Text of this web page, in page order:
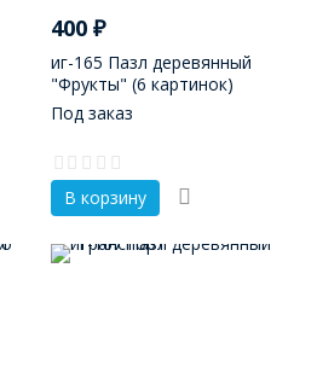
400₽
иг-165 Пазл деревянный
"Фрукты" (6 картинок)
Под заказ
В корзину